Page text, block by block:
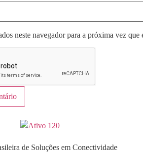
neste navegador para a próxima vez que
de Soluções em Conectividade